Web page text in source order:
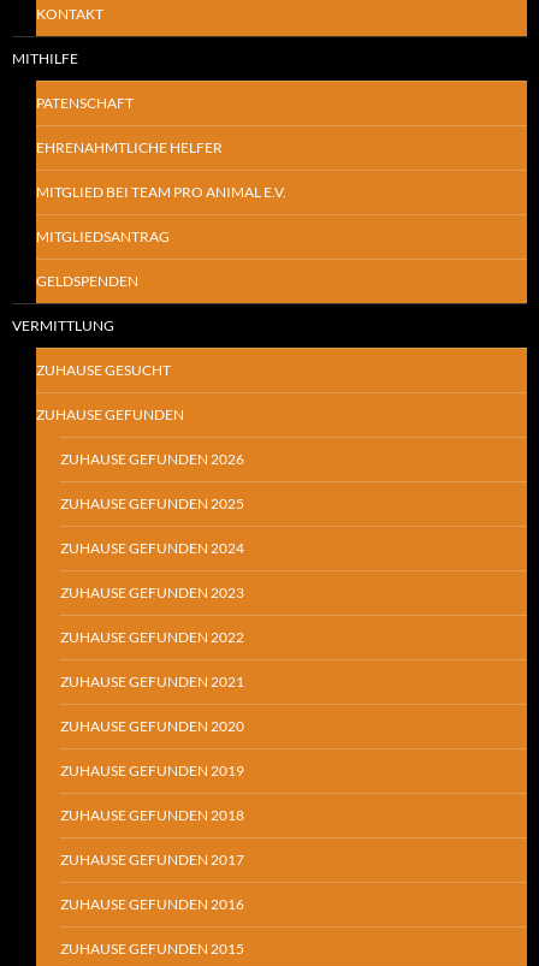
KONTAKT
MITHILFE
PATENSCHAFT
EHRENAHMTLICHE HELFER
MITGLIED BEI TEAM PRO ANIMAL E.V.
MITGLIEDSANTRAG
GELDSPENDEN
VERMITTLUNG
ZUHAUSE GESUCHT
ZUHAUSE GEFUNDEN
ZUHAUSE GEFUNDEN 2026
ZUHAUSE GEFUNDEN 2025
ZUHAUSE GEFUNDEN 2024
ZUHAUSE GEFUNDEN 2023
ZUHAUSE GEFUNDEN 2022
ZUHAUSE GEFUNDEN 2021
ZUHAUSE GEFUNDEN 2020
ZUHAUSE GEFUNDEN 2019
ZUHAUSE GEFUNDEN 2018
ZUHAUSE GEFUNDEN 2017
ZUHAUSE GEFUNDEN 2016
ZUHAUSE GEFUNDEN 2015